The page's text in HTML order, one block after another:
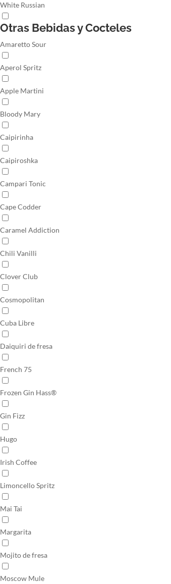
White Russian
Otras Bebidas y Cocteles
Amaretto Sour
Aperol Spritz
Apple Martini
Bloody Mary
Caipirinha
Caipiroshka
Campari Tonic
Cape Codder
Caramel Addiction
Chili Vanilli
Clover Club
Cosmopolitan
Cuba Libre
Daiquiri de fresa
French 75
Frozen Gin Hass®
Gin Fizz
Hugo
Irish Coffee
Limoncello Spritz
Mai Tai
Margarita
Mojito de fresa
Moscow Mule